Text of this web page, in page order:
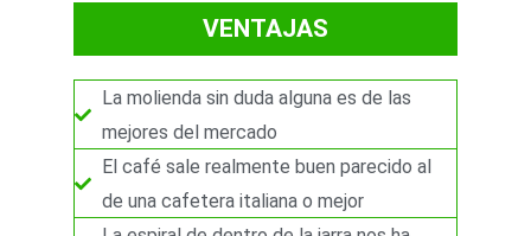
VENTAJAS
La molienda sin duda alguna es de las
mejores del mercado
El café sale realmente buen parecido al
de una cafetera italiana o mejor